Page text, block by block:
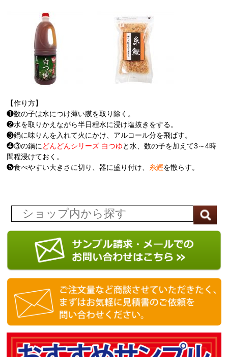
【作り方】
❶数の子は水につけ薄い膜を取り除く。
❷水を取りかえながら半日程水に浸け塩抜きをする。
❸鍋に味りんを入れて火にかけ、アルコール分を飛ばす。
❹③の鍋にどんどんシリーズ 白つゆと水、数の子を加えて3～4時
間程浸けておく。
❺食べやすい大きさに切り、器に盛り付け、 糸鰹を散らす。